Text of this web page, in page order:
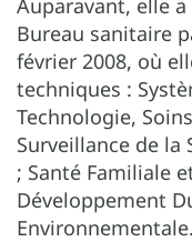
Bureau sanitaire
février 2008, où
techniques :
Technologie,
Surveillance de la
; Santé Familiale
Développement
Environnementale.